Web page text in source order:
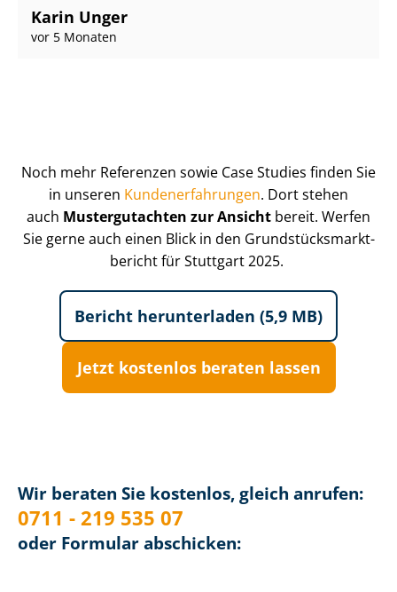
Karin Unger
vor 5 Monaten
Noch mehr Referenzen sowie Case Studies finden Sie
in unseren Kun­de­n­er­fah­run­gen. Dort stehen
auch Mustergutachten zur Ansicht bereit. Werfen
Sie gerne auch einen Blick in den Grund­stücks­markt­
be­richt für Stuttgart 2025.
Bericht herunterladen (5,9 MB)
Jetzt kostenlos beraten lassen
Wir beraten Sie kostenlos, gleich anrufen:
0711 - 219 535 07
oder Formular abschicken: